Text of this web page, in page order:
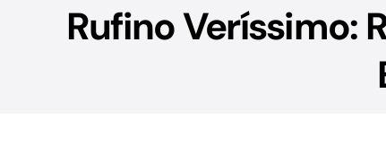
Rufino Veríssimo: